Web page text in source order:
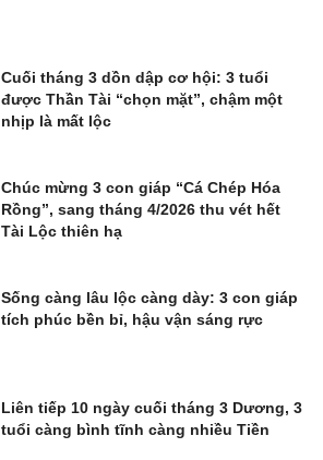
Cuối tháng 3 dồn dập cơ hội: 3 tuổi
được Thần Tài “chọn mặt”, chậm một
nhịp là mất lộc
Chúc mừng 3 con giáp “Cá Chép Hóa
Rồng”, sang tháng 4/2026 thu vét hết
Tài Lộc thiên hạ
Sống càng lâu lộc càng dày: 3 con giáp
tích phúc bền bỉ, hậu vận sáng rực
Liên tiếp 10 ngày cuối tháng 3 Dương, 3
tuổi càng bình tĩnh càng nhiều Tiền